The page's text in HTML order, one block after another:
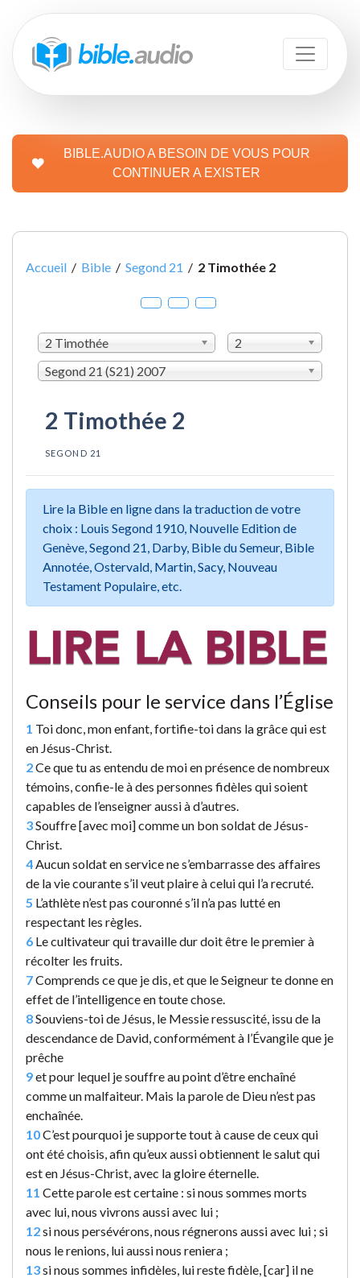
BIBLE.AUDIO A BESOIN DE VOUS POUR
CONTINUER A EXISTER
Accueil / Bible / Segond 21 / 2 Timothée 2
2 Timothée
2
Segond 21 (S21) 2007
2 Timothée 2
SEGOND 21
Lire la Bible en ligne dans la traduction de votre
choix : Louis Segond 1910, Nouvelle Edition de
Genève, Segond 21, Darby, Bible du Semeur, Bible
Annotée, Ostervald, Martin, Sacy, Nouveau
Testament Populaire, etc.
Conseils pour le service dans l’Église
1 Toi donc, mon enfant, fortifie-toi dans la grâce qui est
en Jésus-Christ.
2Ce que tu as entendu de moi en présence de nombreux
témoins, confie-le à des personnes fidèles qui soient
capables de l’enseigner aussi à d’autres.
3Souffre [avec moi] comme un bon soldat de Jésus-
Christ.
4 Aucun soldat en service ne s’embarrasse des affaires
de la vie courante s’il veut plaire à celui qui l’a recruté.
5 L’athlète n’est pas couronné s’il n’a pas lutté en
respectant les règles.
6 Le cultivateur qui travaille dur doit être le premier à
récolter les fruits.
7Comprends ce que je dis, et que le Seigneur te donne en
effet de l’intelligence en toute chose.
8Souviens-toi de Jésus, le Messie ressuscité, issu de la
descendance de David, conformément à l’Évangile que je
prêche
9et pour lequel je souffre au point d’être enchaîné
comme un malfaiteur. Mais la parole de Dieu n’est pas
enchaînée.
10C’est pourquoi je supporte tout à cause de ceux qui
ont été choisis, afin qu’eux aussi obtiennent le salut qui
est en Jésus-Christ, avec la gloire éternelle.
11 Cette parole est certaine : si nous sommes morts
avec lui, nous vivrons aussi avec lui ;
12si nous persévérons, nous régnerons aussi avec lui ; si
nous le renions, lui aussi nous reniera ;
13si nous sommes infidèles, lui reste fidèle, [car] il ne